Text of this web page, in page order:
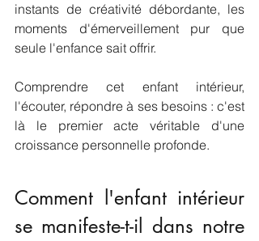
instants de créativité débordante, les
moments d'émerveillement pur que
seule l'enfance sait offrir.
Comprendre cet enfant intérieur,
l'écouter, répondre à ses besoins : c'est
là le premier acte véritable d'une
croissance personnelle profonde.
Comment l'enfant intérieur
se manifeste-t-il dans notre